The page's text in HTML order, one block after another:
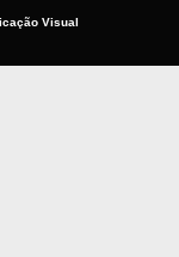
Visual